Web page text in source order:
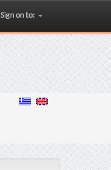
Sign on to: